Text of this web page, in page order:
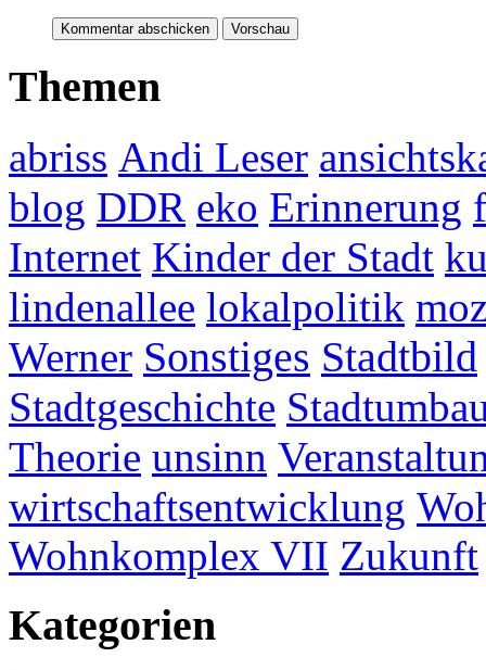
Themen
abriss Andi Leser
blog DDR eko Erinnerung
Internet Kinder der Stadt
lindenallee lokalpolitik
Werner Sonstiges Stadtbild
Stadtgeschichte
Theorie unsinn
wirtschaftsentwicklung
Wohnkomplex VII Zukunft
Kategorien